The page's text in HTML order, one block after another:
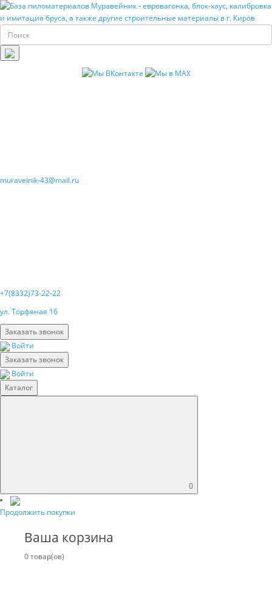
muraveinik-43@mail.ru
+7(8332)73-22-22
ул. Торфяная 16
Заказать звонок
Войти
Заказать звонок
Войти
Каталог
0
Продолжить покупки
Ваша корзина
0 товар(ов)